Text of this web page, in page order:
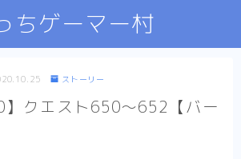
ちゲーマー村
ストーリー
】クエスト650～652【バー